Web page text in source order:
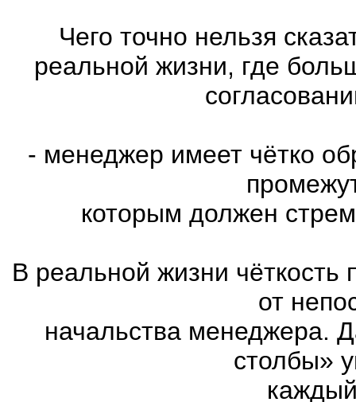
Чего точно нельзя
реальной жизни, где
- менеджер имеет чётко
которым должен
В реальной жизни чёткость
от
начальства менеджера.
столбы»